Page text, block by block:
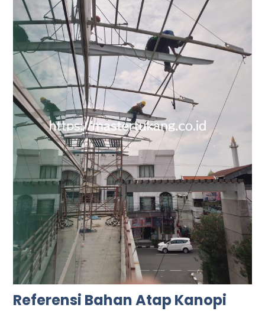
Referensi Bahan Atap Kanopi